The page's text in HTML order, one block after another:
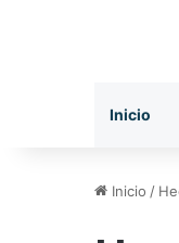
Inicio
Inicio /